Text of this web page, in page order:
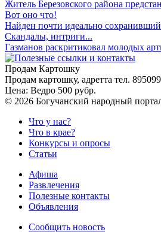
Житель Березовского района
Вот оно что!
Найден почти идеально
Скандалы, интриги...
Газманов раскритиковал молодых
Продам Картошку
Продам картошку, адретта тел.
Цена: Ведро 500 рубр.
© 2026 Богучанский народный
Что у нас?
Что в крае?
Конкурсы и опросы
Статьи
Афиша
Развлечения
Полезные контакты
Объявления
Сообщить новость